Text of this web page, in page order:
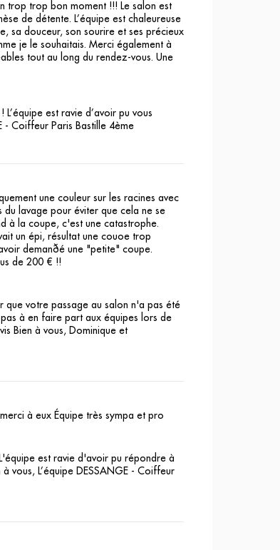
trop trop bon moment !!! Le salon est
de détente. L’équipe est chaleureuse
sa douceur, son sourire et ses précieux
je le souhaitais. Merci également à
tout au long du rendez-vous. Une
est ravie d’avoir pu vous
- Coiffeur Paris Bastille 4ème
une couleur sur les racines avec
lavage pour éviter que cela ne se
à la coupe, c'est une catastrophe.
un épi, résultat une couoe trop
demanðé une "petite" coupe.
de 200 € !!
que votre passage au salon n'a pas été
à en faire part aux équipes lors de
Bien à vous, Dominique et
à eux Équipe très sympa et pro
est ravie d'avoir pu répondre à
vous, L’équipe DESSANGE - Coiffeur